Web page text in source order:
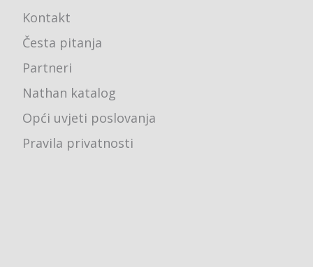
Kontakt
Česta pitanja
Partneri
Nathan katalog
Opći uvjeti poslovanja
Pravila privatnosti